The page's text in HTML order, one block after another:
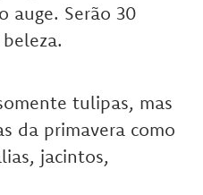
auge. Serão 30
tulipas, mas
da primavera como
jacintos,